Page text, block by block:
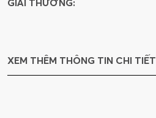
GIẢI THƯỞNG:
XEM THÊM THÔNG TIN CHI TIẾT